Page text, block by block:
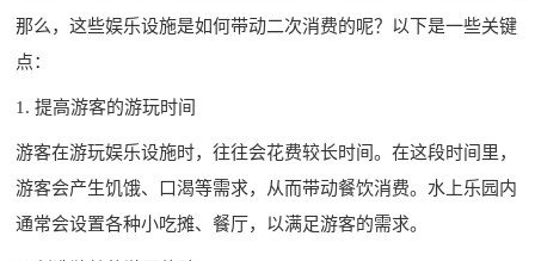
那么，这些娱乐设施是如何带动二次消费的呢？以下是一些关键
点：
1. 提高游客的游玩时间
游客在游玩娱乐设施时，往往会花费较长时间。在这段时间里，
游客会产生饥饿、口渴等需求，从而带动餐饮消费。水上乐园内
通常会设置各种小吃摊、餐厅，以满足游客的需求。